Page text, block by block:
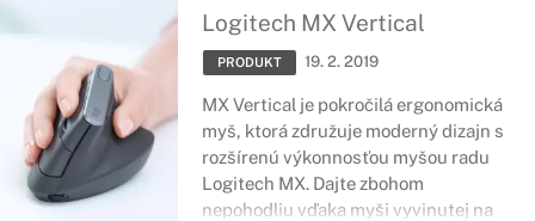
videokonferencie bez najmenších
problémov.
Logitech MX Vertical
PRODUKT 19. 2. 2019
MX Vertical je pokročilá ergonomická
myš, ktorá združuje moderný dizajn s
rozšírenú výkonnosťou myšou radu
Logitech MX. Dajte zbohom
nepohodliu vďaka myši vyvinutej na